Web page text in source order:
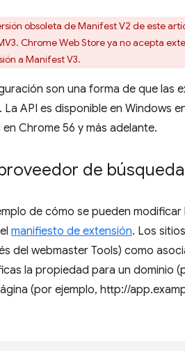
obsoleta de Manifest V2 de este
Chrome Web Store ya no acepta
a Manifest V3.
son una forma de que las
API es disponible en Windows
Chrome 56 y más adelante.
de
de cómo se pueden modificar
manifiesto de extensión. Los
del webmaster Tools) como
la propiedad para un dominio
(por ejemplo, http://